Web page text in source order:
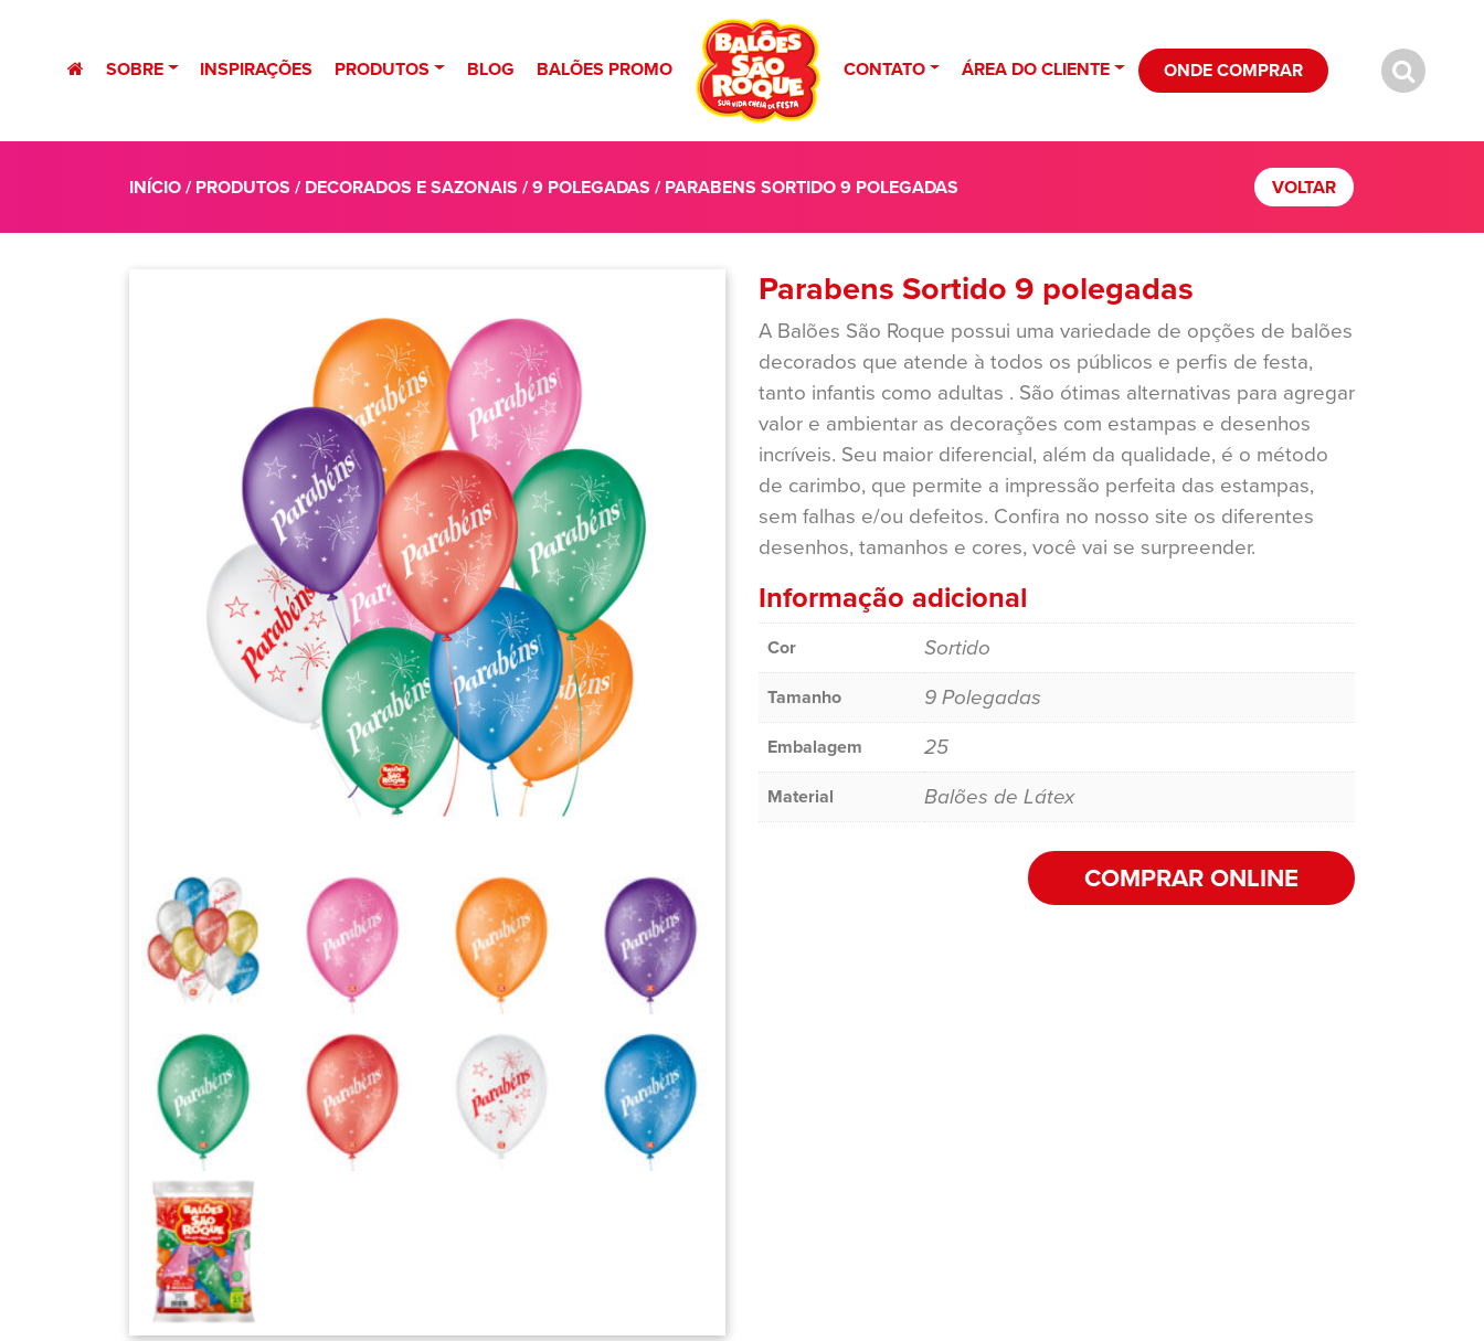
SOBRE INSPIRAÇÕES PRODUTOS BLOG BALÕES PROMO CONTATO ÁREA DO CLIENTE ONDE COMPRAR
INÍCIO/ PRODUTOS / DECORADOS E SAZONAIS /9 POLEGADAS / PARABENS SORTIDO 9 POLEGADAS VOLTAR
Parabens Sortido 9 polegadas
A Balões São Roque possui uma variedade de opções de balões
decorados que atende à todos os públicos e perfis de festa,
tanto infantis como adultas . São ótimas alternativas para agregar
valor e ambientar as decorações com estampas e desenhos
incríveis. Seu maior diferencial, além da qualidade, é o método
de carimbo, que permite a impressão perfeita das estampas,
sem falhas e/ou defeitos. Confira no nosso site os diferentes
desenhos, tamanhos e cores, você vai se surpreender.
Informação adicional
Cor Sortido
Tamanho 9 Polegadas
Embalagem 25
Material Balões de Látex
COMPRAR ONLINE